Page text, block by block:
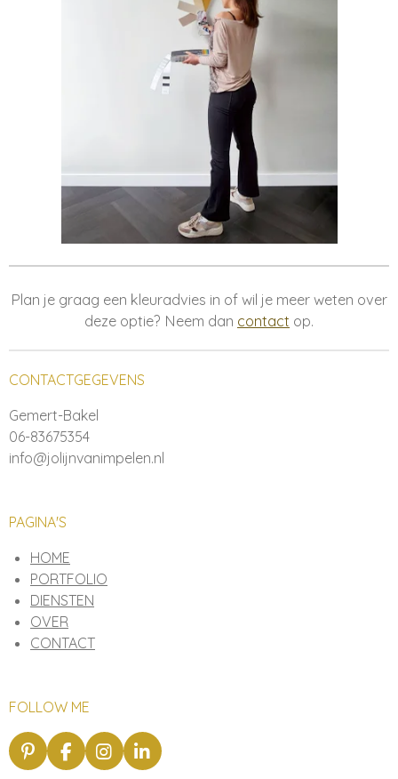
Plan je graag een kleuradvies in of wil je meer weten over
deze optie? Neem dan contact op.
CONTACTGEGEVENS
Gemert-Bakel
06-83675354
info@jolijnvanimpelen.nl
PAGINA'S
HOME
PORTFOLIO
DIENSTEN
OVER
CONTACT
FOLLOW ME
P
i
F
a
I
n
L
i